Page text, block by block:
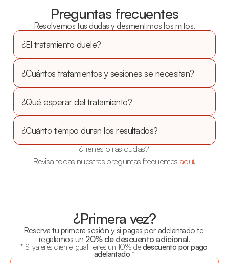
Preguntas frecuentes
Resolvemos tus dudas y desmentimos los mitos.
¿El tratamiento duele?
¿Cuántos tratamientos y sesiones se necesitan?
¿Qué esperar del tratamiento?
¿Cuánto tiempo duran los resultados?
¿Tienes otras dudas?
Revisa todas nuestras preguntas frecuentes aquí.
¿Primera vez?
Reserva tu primera sesión y si pagas por adelantado te
regalamos un 20% de descuento adicional.
* Si ya eres cliente igual tienes un 10% de descuento por pago
adelantado *